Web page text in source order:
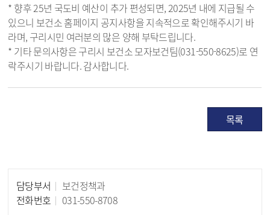
* 향후 25년 국도비 예산이 추가 편성되면, 2025년 내에 지급될 수
있으니 보건소 홈페이지 공지사항을 지속적으로 확인해주시기 바
라며, 구리시민 여러분의 많은 양해 부탁드립니다.
* 기타 문의사항은 구리시 보건소 모자보건팀(031-550-8625)로 연
락주시기 바랍니다. 감사합니다.
목록
담당부서
보건정책과
전화번호
031-550-8708